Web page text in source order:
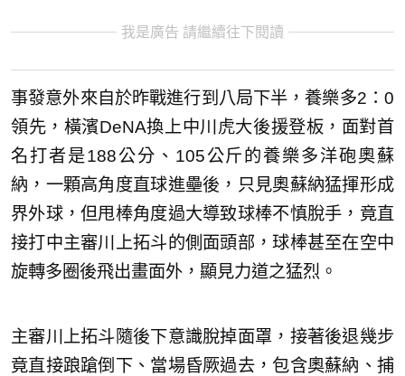
我是廣告 請繼續往下閱讀
事發意外來自於昨戰進行到八局下半，養樂多2：0
領先，橫濱DeNA換上中川虎大後援登板，面對首
名打者是188公分、105公斤的養樂多洋砲奧蘇
納，一顆高角度直球進壘後，只見奧蘇納猛揮形成
界外球，但甩棒角度過大導致球棒不慎脫手，竟直
接打中主審川上拓斗的側面頭部，球棒甚至在空中
旋轉多圈後飛出畫面外，顯見力道之猛烈。
主審川上拓斗隨後下意識脫掉面罩，接著後退幾步
竟直接踉蹌倒下、當場昏厥過去，包含奧蘇納、捕